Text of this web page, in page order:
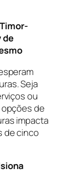
de
Seja
ou
de
impacta
de cinco